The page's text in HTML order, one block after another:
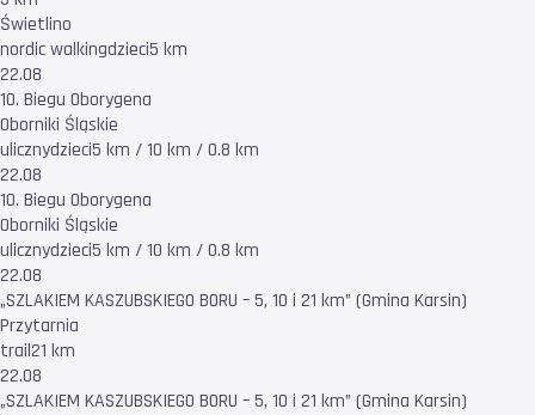
Świetlino
nordic walkingdzieci5 km
22.08
10. Biegu Oborygena
Oborniki Śląskie
ulicznydzieci5 km / 10 km / 0.8 km
22.08
10. Biegu Oborygena
Oborniki Śląskie
ulicznydzieci5 km / 10 km / 0.8 km
22.08
„SZLAKIEM KASZUBSKIEGO BORU – 5, 10 i 21 km” (Gmina Karsin)
Przytarnia
trail21 km
22.08
„SZLAKIEM KASZUBSKIEGO BORU – 5, 10 i 21 km” (Gmina Karsin)